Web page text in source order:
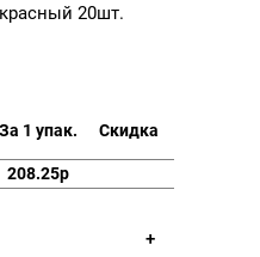
20шт.
За 1 упак. Скидка
208.25р
+